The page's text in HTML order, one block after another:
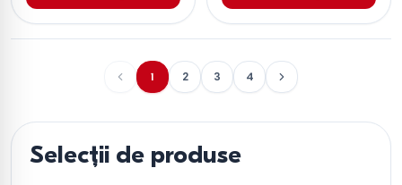
1 2 3 4
Selecții de produse